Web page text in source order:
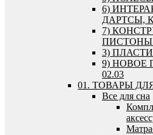
6)
ДАРТСЫ,
7)
ПИСТОНЫ
3)
9) НОВОЕ
02.03
01. ТОВАРЫ
Все для сна